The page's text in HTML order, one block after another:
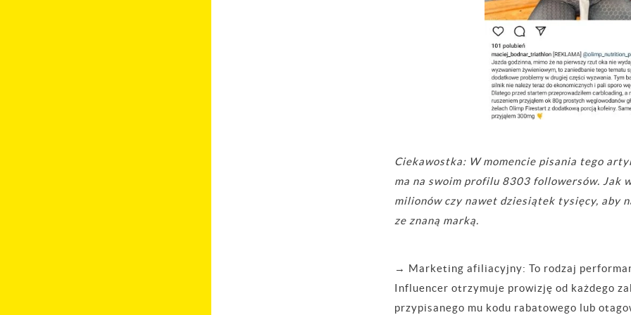
Ciekawostka: W momencie pisania tego
ma na swoim profilu 8303 followersów. Jak
milionów czy nawet dziesiątek tysięcy, aby
ze znaną marką.
→ Marketing afiliacyjny: To rodzaj
Influencer otrzymuje prowizję od każdego
przypisanego mu kodu rabatowego lub